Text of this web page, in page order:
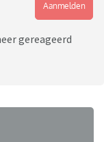
Aanmelden
gereageerd